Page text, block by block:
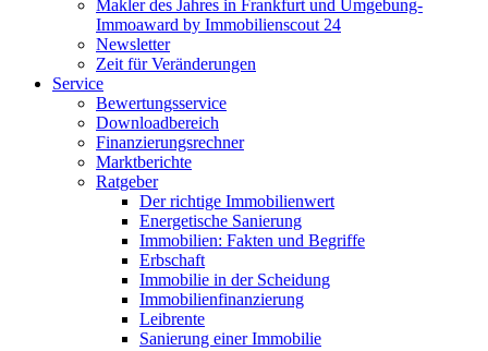
Makler des Jahres in Frankfurt und Umgebung-
Immoaward by Immobilienscout 24
Newsletter
Zeit für Veränderungen
Service
Bewertungsservice
Downloadbereich
Finanzierungsrechner
Marktberichte
Ratgeber
Der richtige Immobilienwert
Energetische Sanierung
Immobilien: Fakten und Begriffe
Erbschaft
Immobilie in der Scheidung
Immobilienfinanzierung
Leibrente
Sanierung einer Immobilie